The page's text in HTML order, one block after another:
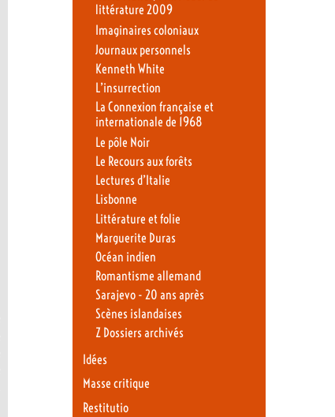
littérature 2009
Imaginaires coloniaux
Journaux personnels
Kenneth White
L’insurrection
La Connexion française et
internationale de 1968
Le pôle Noir
Le Recours aux forêts
Lectures d’Italie
Lisbonne
Littérature et folie
Marguerite Duras
Océan indien
Romantisme allemand
Sarajevo - 20 ans après
Scènes islandaises
Z Dossiers archivés
Idées
Masse critique
Restitutio